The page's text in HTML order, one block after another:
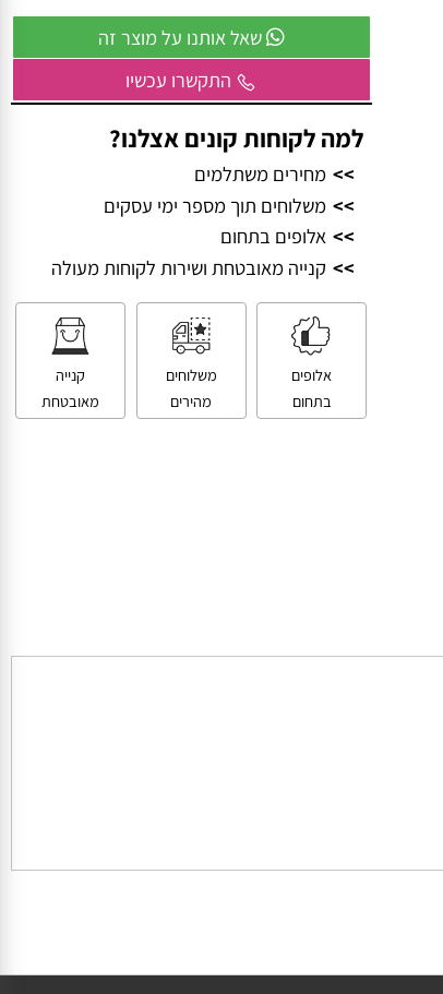
שאל אותנו על מוצר זה
התקשרו עכשיו
למה לקוחות קונים אצלנו?
>> מחירים משתלמים
>> משלוחים תוך מספר ימי עסקים
>> אלופים בתחום
>> קנייה מאובטחת ושירות לקוחות מעולה
אלופים
משלוחים
קנייה